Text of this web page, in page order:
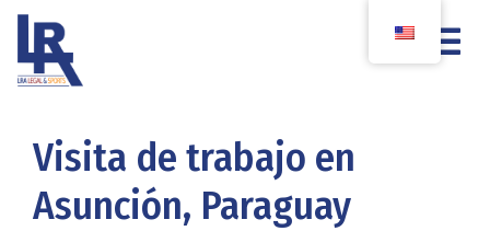
Visita de trabajo en
Asunción, Paraguay